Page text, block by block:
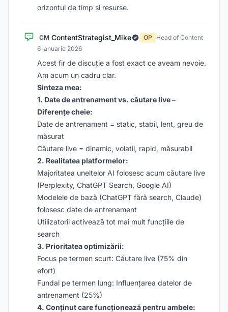
orizontul de timp și resurse.
CM ContentStrategist_Mike OP Head of Content·
6 ianuarie 2026
Acest fir de discuție a fost exact ce aveam nevoie.
Am acum un cadru clar.
Sin­teza mea:
1. Date de antrenament vs. căutare live –
Diferențe cheie:
Date de antrenament = static, stabil, lent, greu de
măsurat
Căutare live = dinamic, volatil, rapid, măsurabil
2. Realitatea platformelor:
Majoritatea uneltelor AI folosesc acum căutare live
(Perplexity, ChatGPT Search, Google AI)
Modelele de bază (ChatGPT fără search, Claude)
folosesc date de antrenament
Utilizatorii activează tot mai mult funcțiile de
search
3. Prioritatea optimizării:
Focus pe termen scurt: Căutare live (75% din
efort)
Fundal pe termen lung: Influențarea datelor de
antrenament (25%)
4. Conținut care funcționează pentru ambele: